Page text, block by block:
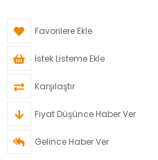
Favorilere Ekle
İstek Listeme Ekle
Karşılaştır
Fiyat Düşünce Haber Ver
Gelince Haber Ver